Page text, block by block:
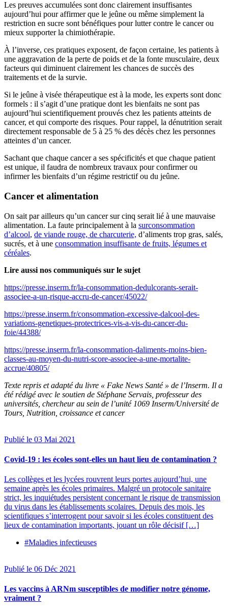
Les preuves accumulées sont donc clairement insuffisantes
aujourd’hui pour affirmer que le jeûne ou même simplement la
restriction en sucre sont bénéfiques pour lutter contre le cancer ou
mieux supporter la chimiothérapie.
À l’inverse, ces pratiques exposent, de façon certaine, les patients à
une aggravation de la perte de poids et de la fonte musculaire, deux
facteurs qui diminuent clairement les chances de succès des
traitements et de la survie.
Si le jeûne à visée thérapeutique est à la mode, les experts sont donc
formels : il s’agit d’une pratique dont les bienfaits ne sont pas
aujourd’hui scientifiquement prouvés chez les patients atteints de
cancer, et qui comporte des risques. Pour rappel, la dénutrition serait
directement responsable de 5 à 25 % des décès chez les personnes
atteintes d’un cancer.
Sachant que chaque cancer a ses spécificités et que chaque patient
est unique, il faudra de nombreux travaux pour confirmer ou
infirmer les bienfaits d’un régime restrictif ou du jeûne.
Cancer et alimentation
On sait par ailleurs qu’un cancer sur cinq serait lié à une mauvaise
alimentation. La faute principalement à la surconsommation
d’alcool, de viande rouge, de charcuterie, d’aliments trop gras, salés,
sucrés, et à une consommation insuffisante de fruits, légumes et
céréales.
Lire aussi nos communiqués sur le sujet
https://presse.inserm.fr/la-consommation-dedulcorants-serait-
associee-a-un-risque-accru-de-cancer/45022/
https://presse.inserm.fr/consommation-excessive-dalcool-des-
variations-genetiques-protectrices-vis-a-vis-du-cancer-du-
foie/44388/
https://presse.inserm.fr/la-consommation-daliments-moins-bien-
classes-au-moyen-du-nutri-score-associee-a-une-mortalite-
accrue/40805/
Texte repris et adapté du livre « Fake News Santé » de l’Inserm. Il a
été rédigé avec le soutien de Stéphane Servais , professeur des
universités, chercheur au sein de l’unité 1069 Inserm/Université de
Tours, Nutrition, croissance et cancer
Publié le 03 Mai 2021
Covid-19 : les écoles sont-elles un haut lieu de contamination ?
Les collèges et les lycées rouvrent leurs portes aujourd’hui, une
semaine après les écoles primaires. Malgré un protocole sanitaire
strict, les inquiétudes persistent concernant le risque de transmission
du virus dans les établissements scolaires. Depuis des mois, les
scientifiques s’interrogent pour savoir si les écoles constituent des
lieux de contamination importants, jouant un rôle décisif […]
#Maladies infectieuses
Publié le 06 Déc 2021
Les vaccins à ARNm susceptibles de modifier notre génome,
vraiment ?